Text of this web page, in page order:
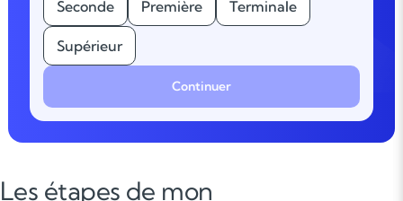
Seconde Première Terminale
Supérieur
Continuer
Les étapes de mon